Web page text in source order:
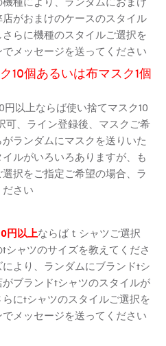
がおまけのケースのスタイル
らに機種のスタイルご選択を
メッセージを送ってください
10個あるいは布マスク1個
以上ならば使い捨てマスク10
可、ライン登録後、マスクご希
ランダムにマスクを送りいた
ルがいろいろありますが、も
択をご指定ご希望の場合、ラ
さい
円以上ならばｔシャツご選択
ャツのサイズを教えてくださ
より、ランダムにブランドtシ
ブランドtシャツのスタイルが
にtシャツのスタイルご選択を
メッセージを送ってください